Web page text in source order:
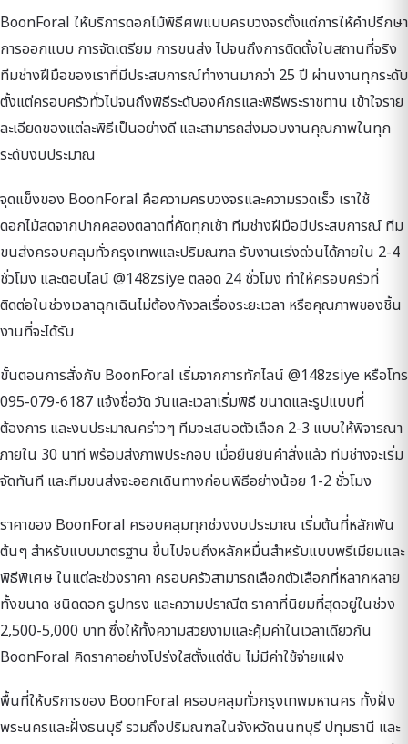
BoonForal ให้บริการดอกไม้พิธีศพแบบครบวงจรตั้งแต่การให้คำปรึกษา
การออกแบบ การจัดเตรียม การขนส่ง ไปจนถึงการติดตั้งในสถานที่จริง
ทีมช่างฝีมือของเราที่มีประสบการณ์ทำงานมากว่า 25 ปี ผ่านงานทุกระดับ
ตั้งแต่ครอบครัวทั่วไปจนถึงพิธีระดับองค์กรและพิธีพระราชทาน เข้าใจราย
ละเอียดของแต่ละพิธีเป็นอย่างดี และสามารถส่งมอบงานคุณภาพในทุก
ระดับงบประมาณ
จุดแข็งของ BoonForal คือความครบวงจรและความรวดเร็ว เราใช้
ดอกไม้สดจากปากคลองตลาดที่คัดทุกเช้า ทีมช่างฝีมือมีประสบการณ์ ทีม
ขนส่งครอบคลุมทั่วกรุงเทพและปริมณฑล รับงานเร่งด่วนได้ภายใน 2-4
ชั่วโมง และตอบไลน์ @148zsiye ตลอด 24 ชั่วโมง ทำให้ครอบครัวที่
ติดต่อในช่วงเวลาฉุกเฉินไม่ต้องกังวลเรื่องระยะเวลา หรือคุณภาพของชิ้น
งานที่จะได้รับ
ขั้นตอนการสั่งกับ BoonForal เริ่มจากการทักไลน์ @148zsiye หรือโทร
095-079-6187 แจ้งชื่อวัด วันและเวลาเริ่มพิธี ขนาดและรูปแบบที่
ต้องการ และงบประมาณคร่าวๆ ทีมจะเสนอตัวเลือก 2-3 แบบให้พิจารณา
ภายใน 30 นาที พร้อมส่งภาพประกอบ เมื่อยืนยันคำสั่งแล้ว ทีมช่างจะเริ่ม
จัดทันที และทีมขนส่งจะออกเดินทางก่อนพิธีอย่างน้อย 1-2 ชั่วโมง
ราคาของ BoonForal ครอบคลุมทุกช่วงงบประมาณ เริ่มต้นที่หลักพัน
ต้นๆ สำหรับแบบมาตรฐาน ขึ้นไปจนถึงหลักหมื่นสำหรับแบบพรีเมียมและ
พิธีพิเศษ ในแต่ละช่วงราคา ครอบครัวสามารถเลือกตัวเลือกที่หลากหลาย
ทั้งขนาด ชนิดดอก รูปทรง และความปราณีต ราคาที่นิยมที่สุดอยู่ในช่วง
2,500-5,000 บาท ซึ่งให้ทั้งความสวยงามและคุ้มค่าในเวลาเดียวกัน
BoonForal คิดราคาอย่างโปร่งใสตั้งแต่ต้น ไม่มีค่าใช้จ่ายแฝง
พื้นที่ให้บริการของ BoonForal ครอบคลุมทั่วกรุงเทพมหานคร ทั้งฝั่ง
พระนครและฝั่งธนบุรี รวมถึงปริมณฑลในจังหวัดนนทบุรี ปทุมธานี และ